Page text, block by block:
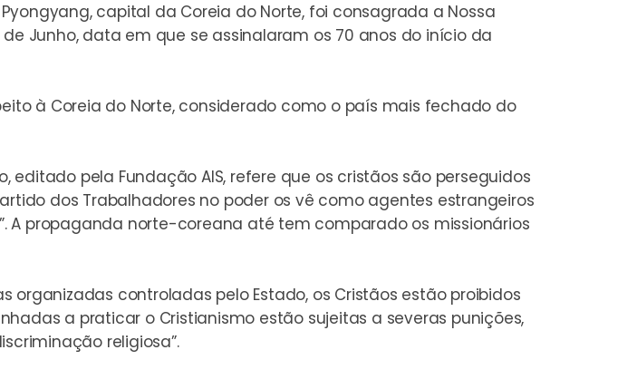
Pyongyang, capital da Coreia do Norte, foi consagrada a Nossa
Junho, data em que se assinalaram os 70 anos do início da
à Coreia do Norte, considerado como o país mais fechado do
, editado pela Fundação AIS, refere que os cristãos são perseguidos
dos Trabalhadores no poder os vê como agentes estrangeiros
propaganda norte-coreana até tem comparado os missionários
controladas pelo Estado, os Cristãos estão proibidos
a praticar o Cristianismo estão sujeitas a severas punições,
religiosa”.